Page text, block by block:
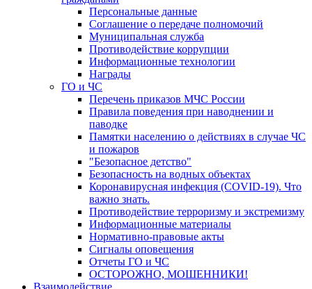
Персональные данные
Соглашение о передаче полномочий
Муниципальная служба
Противодействие коррупции
Информационные технологии
Награды
ГО и ЧС
Перечень приказов МЧС России
Правила поведения при наводнении и
паводке
Памятки населению о действиях в случае ЧС
и пожаров
"Безопасное детство"
Безопасность на водных объектах
Коронавирусная инфекция (COVID-19). Что
важно знать.
Противодействие терроризму и экстремизму
Информационные материалы
Нормативно-правовые акты
Сигналы оповещения
Отчеты ГО и ЧС
ОСТОРОЖНО, МОШЕННИКИ!